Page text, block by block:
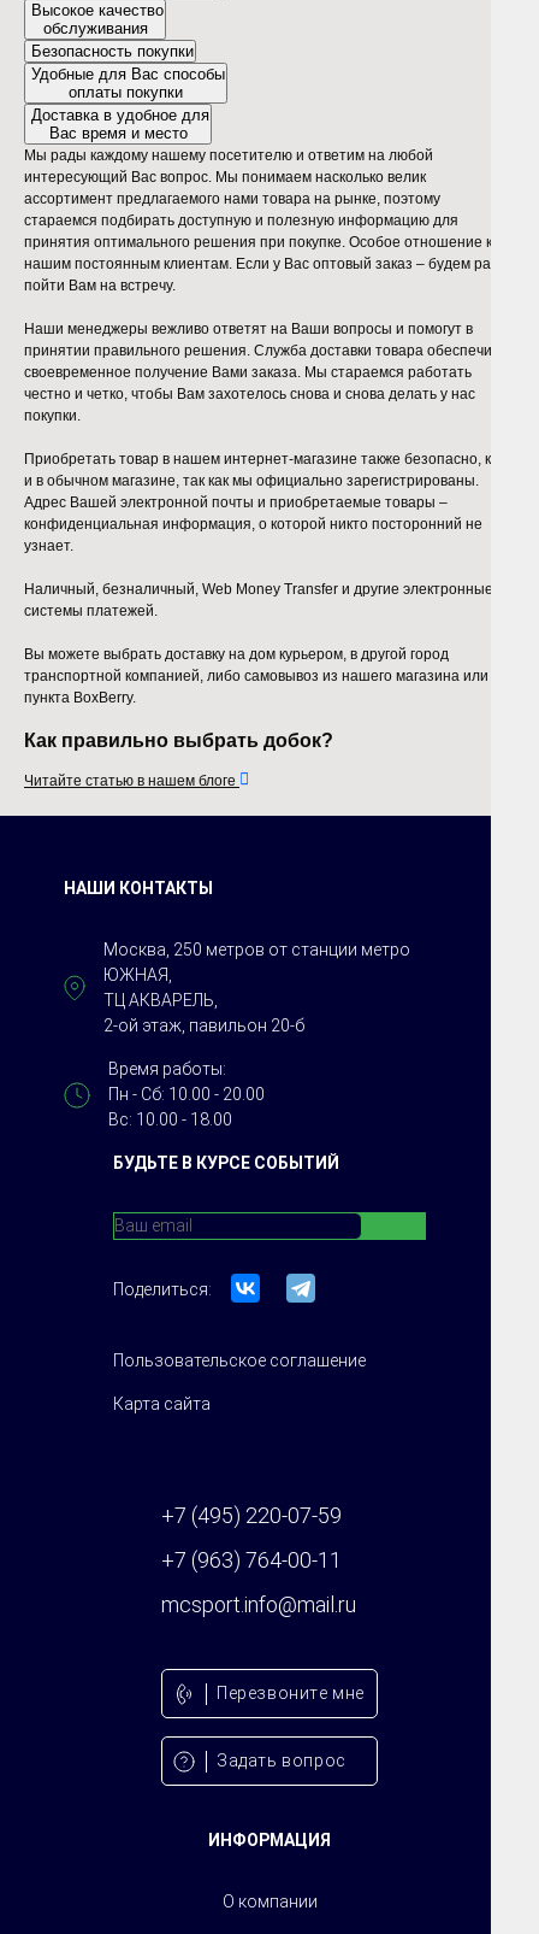
Высокое качество
обслуживания
Безопасность покупки
Удобные для Вас способы
оплаты покупки
Доставка в удобное для
Вас время и место
Мы рады каждому нашему посетителю и ответим на любой
интересующий Вас вопрос. Мы понимаем насколько велик
ассортимент предлагаемого нами товара на рынке, поэтому
стараемся подбирать доступную и полезную информацию для
принятия оптимального решения при покупке. Особое отношение к
нашим постоянным клиентам. Если у Вас оптовый заказ – будем рады
пойти Вам на встречу.
Наши менеджеры вежливо ответят на Ваши вопросы и помогут в
принятии правильного решения. Служба доставки товара обеспечит
своевременное получение Вами заказа. Мы стараемся работать
честно и четко, чтобы Вам захотелось снова и снова делать у нас
покупки.
Приобретать товар в нашем интернет-магазине также безопасно, как
и в обычном магазине, так как мы официально зарегистрированы.
Адрес Вашей электронной почты и приобретаемые товары –
конфиденциальная информация, о которой никто посторонний не
узнает.
Наличный, безналичный, Web Money Transfer и другие электронные
системы платежей.
Вы можете выбрать доставку на дом курьером, в другой город
транспортной компанией, либо самовывоз из нашего магазина или
пункта BoxBerry.
Как правильно выбрать добок?
Читайте статью в нашем блоге 
БУДЬТЕ В КУРСЕ СОБЫТИЙ
Поделиться:
Пользовательское соглашение
Карта сайта
ИНФОРМАЦИЯ
О компании
НАШИ КОНТАКТЫ
Москва, 250 метров от станции метро
ЮЖНАЯ,
ТЦ АКВАРЕЛЬ,
2-ой этаж, павильон 20-б
Время работы:
Пн - Сб: 10.00 - 20.00
Вс: 10.00 - 18.00
+7 (495) 220-07-59
+7 (963) 764-00-11
mcsport.info@mail.ru
Перезвонитe мне
Задать вопрос